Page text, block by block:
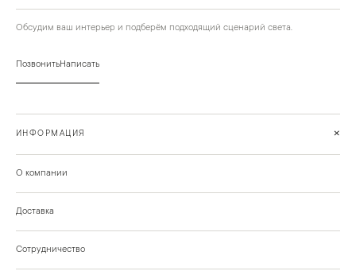
Обсудим ваш интерьер и подберём подходящий сценарий света.
ПозвонитьНаписать
ИНФОРМАЦИЯ +
О компании
Доставка
Сотрудничество